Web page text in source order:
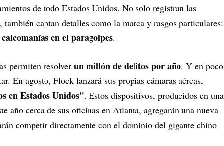
de todo Estados Unidos. No solo registran las
también captan detalles como la marca y rasgos particulares:
en el paragolpes.
permiten resolver un millón de delitos por año. Y en poco
En agosto, Flock lanzará sus propias cámaras aéreas,
en Estados Unidos". Estos dispositivos, producidos en una
año cerca de sus oficinas en Atlanta, agregarán una nueva
competir directamente con el dominio del gigante chino